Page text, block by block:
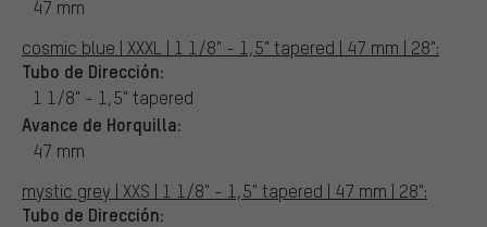
47 mm
cosmic blue | XXXL | 1 1/8" - 1,5" tapered | 47 mm | 28":
Tubo de Dirección:
1 1/8" - 1,5" tapered
Avance de Horquilla:
47 mm
mystic grey | XXS | 1 1/8" - 1,5" tapered | 47 mm | 28":
Tubo de Dirección: